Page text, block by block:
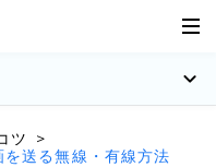
ツ
>
を送る無線・有線方法